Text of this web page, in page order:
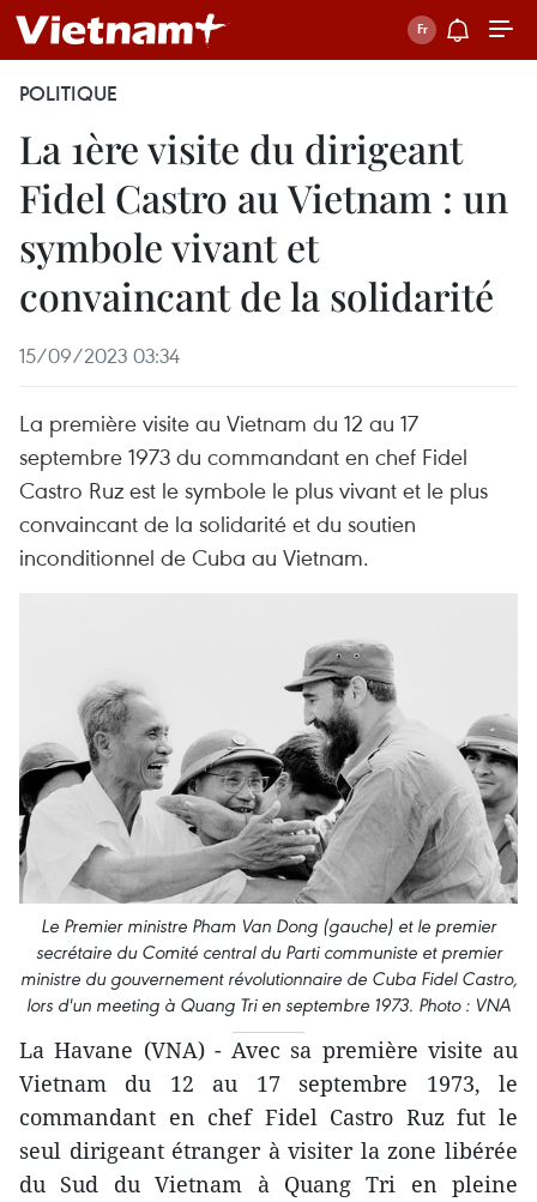
POLITIQUE
La 1ère visite du dirigeant
Fidel Castro au Vietnam : un
symbole vivant et
convaincant de la solidarité
15/09/2023 03:34
La première visite au Vietnam du 12 au 17
septembre 1973 du commandant en chef Fidel
Castro Ruz est le symbole le plus vivant et le plus
convaincant de la solidarité et du soutien
inconditionnel de Cuba au Vietnam.
Le Premier ministre Pham Van Dong (gauche) et le premier
secrétaire du Comité central du Parti communiste et premier
ministre du gouvernement révolutionnaire de Cuba Fidel Castro,
lors d'un meeting à Quang Tri en septembre 1973. Photo : VNA
La Havane (VNA) - Avec sa première visite au
Vietnam du 12 au 17 septembre 1973, le
commandant en chef Fidel Castro Ruz fut le
seul dirigeant étranger à visiter la zone libérée
du Sud du Vietnam à Quang Tri en pleine